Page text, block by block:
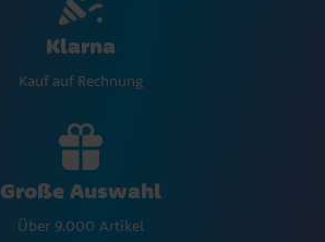
Klarna
Kauf auf Rechnung
Große Auswahl
Über 9.000 Artikel